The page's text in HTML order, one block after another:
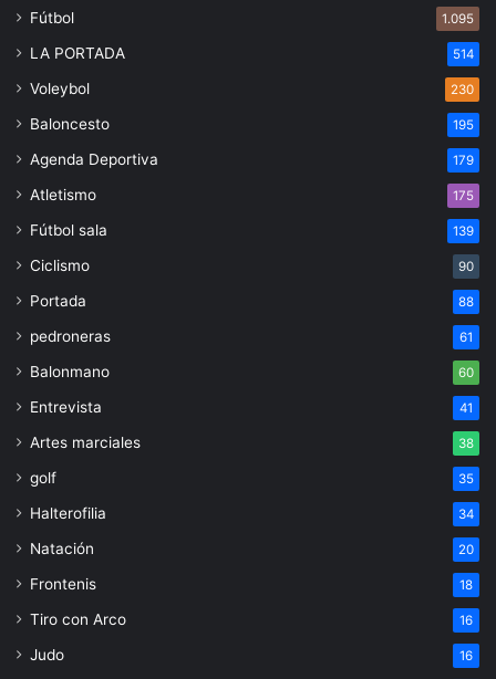
Fútbol 1.095
LA PORTADA 514
Voleybol 230
Baloncesto 195
Agenda Deportiva 179
Atletismo 175
Fútbol sala 139
Ciclismo 90
Portada 88
pedroneras 61
Balonmano 60
Entrevista 41
Artes marciales 38
golf 35
Halterofilia 34
Natación 20
Frontenis 18
Tiro con Arco 16
Judo 16